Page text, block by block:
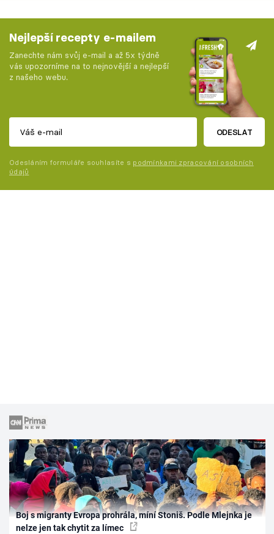
Nejlepší recepty e-mailem
Zanechte nám svůj e-mail a až 5x týdně
vás upozorníme na to nejnovější a nejlepší
z našeho webu.
ODESLAT
Odesláním formuláře souhlasíte s podmínkami zpracování osobních
údajů
Boj s migranty Evropa prohrála, míní Stoniš. Podle Mlejnka je
nelze jen tak chytit za límec